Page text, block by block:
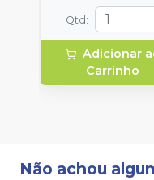
Qtd :
Adicionar
Carrinho
Não achou